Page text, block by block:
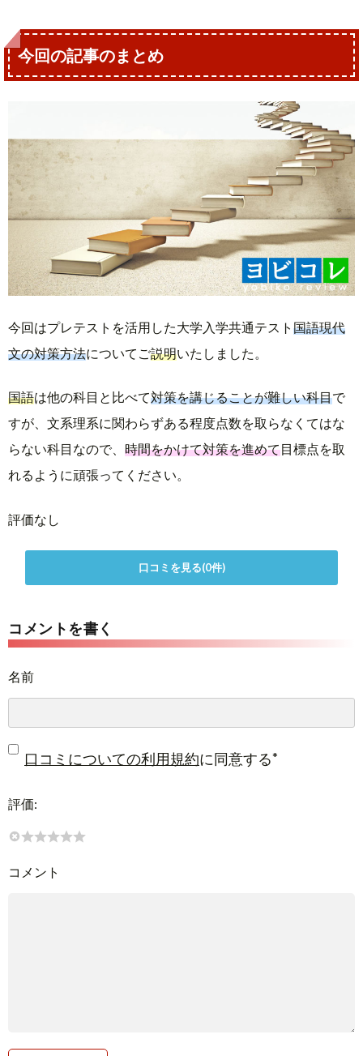
今回の記事のまとめ
今回はプレテストを活用した大学入学共通テスト 国語現代
文の対策方法についてご説明いたしました。
国語は他の科目と比べて対策を講じることが難しい科目で
すが、文系理系に関わらずある程度点数を取らなくてはな
らない科目なので、 時間をかけて対策を進めて目標点を取
れるように頑張ってください。
評価なし
口コミを見る(0件)
コメントを書く
名前
口コミについての利用規約に同意する*
評価:
コメント